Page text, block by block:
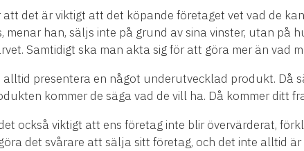
att det är viktigt att det köpande företaget vet vad de
menar han, säljs inte på grund av sina vinster, utan på
Samtidigt ska man akta sig för att göra mer än vad
presentera en något underutvecklad produkt. Då
kommer de säga vad de vill ha. Då kommer ditt
också viktigt att ens företag inte blir övervärderat,
det svårare att sälja sitt företag, och det inte alltid